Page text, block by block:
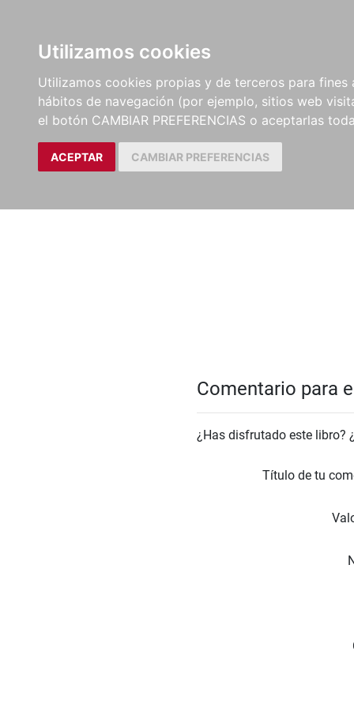
Utilizamos cookies
Utilizamos cookies propias y de terceros para
hábitos de navegación (por ejemplo, sitios web
el botón CAMBIAR PREFERENCIAS o aceptarlas
ACEPTAR CAMBIAR PREFERENCIAS
Comentario para
¿Has disfrutado este libro?
Título de tu